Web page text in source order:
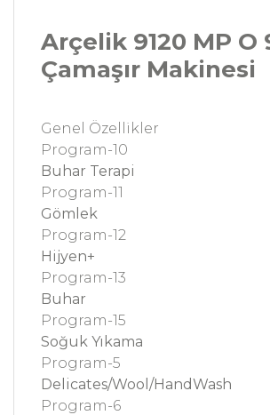
Arçelik 9120 MP O
Çamaşır Makinesi
Genel Özellikler
Program-10
Buhar Terapi
Program-11
Gömlek
Program-12
Hijyen+
Program-13
Buhar
Program-15
Soğuk Yıkama
Program-5
Delicates/Wool/HandWash
Program-6